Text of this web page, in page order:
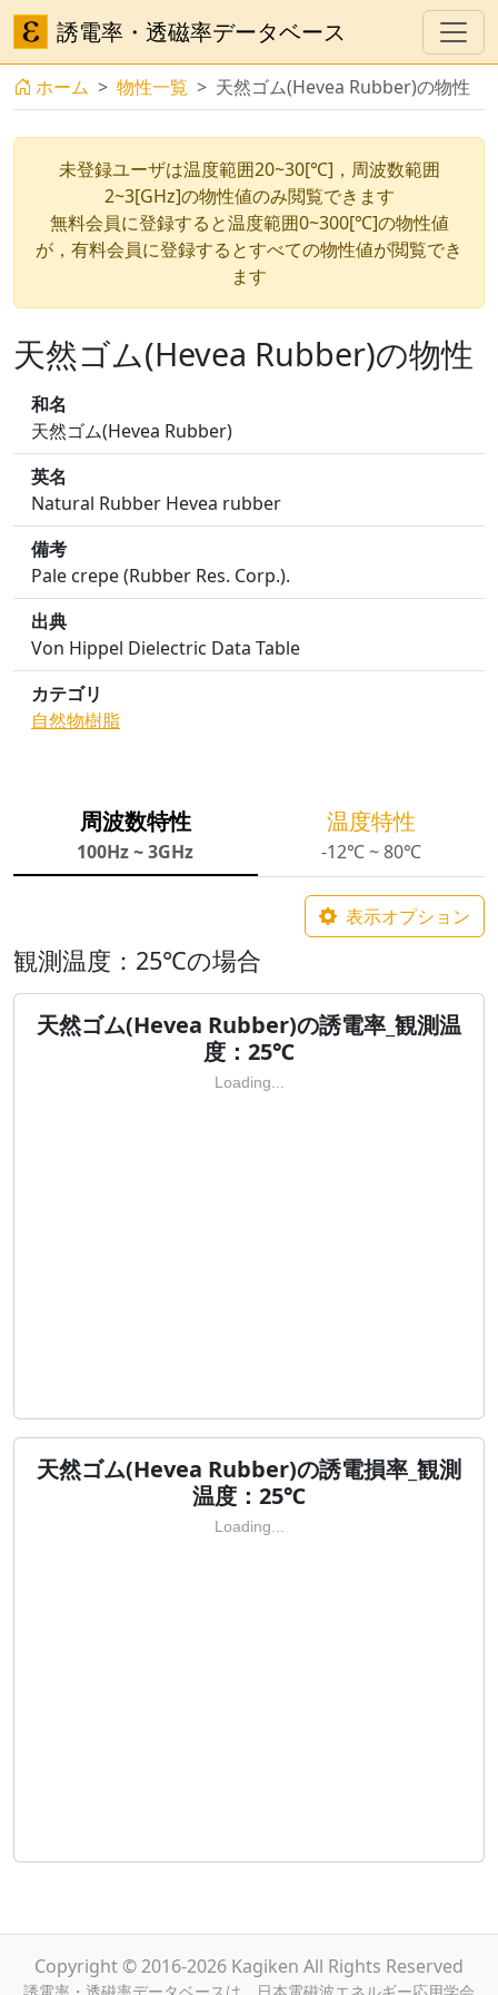
誘電率・透磁率データベース
ホーム 物性一覧 天然ゴム(Hevea Rubber)の物性
未登録ユーザは温度範囲20~30[℃]，周波数範囲
2~3[GHz]の物性値のみ閲覧できます
無料会員に登録すると温度範囲0~300[℃]の物性値
が，有料会員に登録するとすべての物性値が閲覧でき
ます
天然ゴム(Hevea Rubber)の物性
和名
天然ゴム(Hevea Rubber)
英名
Natural Rubber Hevea rubber
備考
Pale crepe (Rubber Res. Corp.).
出典
Von Hippel Dielectric Data Table
カテゴリ
自然物樹脂
周波数特性
100Hz ~ 3GHz
温度特性
-12℃ ~ 80℃
表示オプション
観測温度：25℃の場合
天然ゴム(Hevea Rubber)の誘電率_観測温
度：25℃
Loading...
天然ゴム(Hevea Rubber)の誘電損率_観測
温度：25℃
Loading...
Copyright © 2016-2026 Kagiken All Rights Reserved